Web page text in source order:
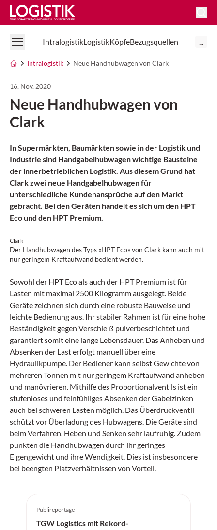
Logistik Online
IntralogistikLogistikKöpfeBezugsquellen ...
Intralogistik Neue Handhubwagen von Clark
16. Nov. 2020
Neue Handhubwagen von
Clark
In Supermärkten, Baumärkten sowie in der Logistik und
Industrie sind Handgabelhubwagen wichtige Bausteine
der innerbetrieblichen Logistik. Aus diesem Grund hat
Clark zwei neue Handgabelhubwagen für
unterschiedliche Kundenansprüche auf den Markt
gebracht. Bei den Geräten handelt es sich um den HPT
Eco und den HPT Premium.
Clark
Der Handhubwagen des Typs «HPT Eco» von Clark kann auch mit
nur geringem Kraftaufwand bedient werden.
Sowohl der HPT Eco als auch der HPT Premium ist für
Lasten mit maximal 2500 Kilogramm ausgelegt. Beide
Geräte zeichnen sich durch eine robuste Bauweise und
leichte Bedienung aus. Ihr stabiler Rahmen ist für eine hohe
Beständigkeit gegen Verschleiß pulverbeschichtet und
garantiert somit eine lange Lebensdauer. Das Anheben und
Absenken der Last erfolgt manuell über eine
Hydraulikpumpe. Der Bediener kann selbst Gewichte von
mehreren Tonnen mit nur geringem Kraftaufwand anheben
und manövrieren. Mithilfe des Proportionalventils ist ein
stufenloses und feinfühliges Absenken der Gabelzinken
auch bei schweren Lasten möglich. Das Überdruckventil
schützt vor Überladung des Hubwagens. Die Geräte sind
beim Verfahren, Heben und Senken sehr laufruhig. Zudem
punkten die Handhubwagen durch ihr geringes
Eigengewicht und ihre Wendigkeit. Dies ist insbesondere
bei beengten Platzverhältnissen von Vorteil.
Publireportage
TGW Logistics mit Rekord-